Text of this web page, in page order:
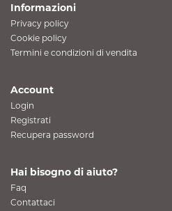
Informazioni
Privacy policy
Cookie policy
Termini e condizioni di vendita
Account
Login
Registrati
Recupera password
Hai bisogno di aiuto?
Faq
Contattaci